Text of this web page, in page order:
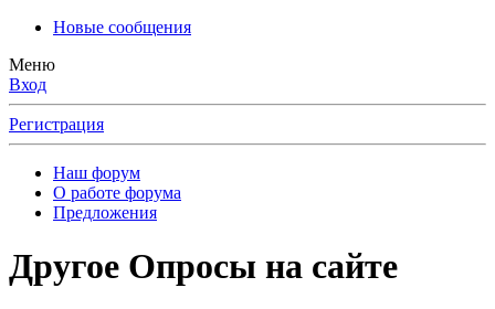
Новые сообщения
Меню
Вход
Регистрация
Наш форум
О работе форума
Предложения
Другое Опросы на сайте